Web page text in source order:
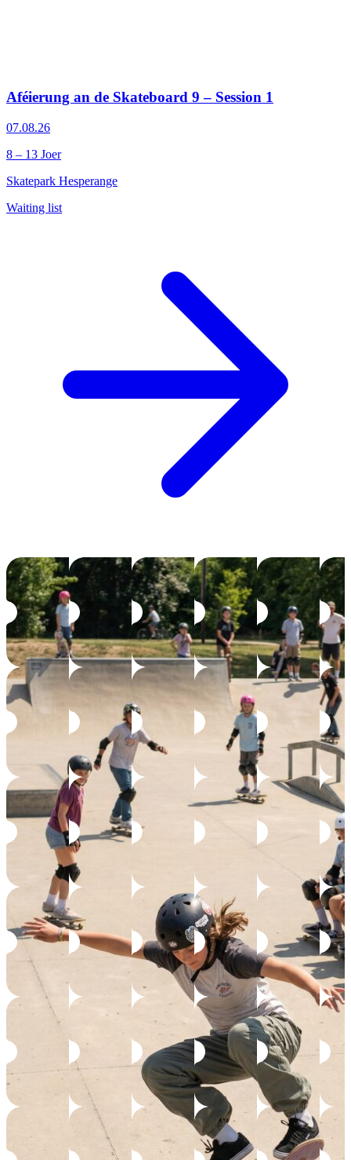
Aféierung an de Skateboard 9 – Session 1
07.08.26
8 – 13 Joer
Skatepark Hesperange
Waiting list